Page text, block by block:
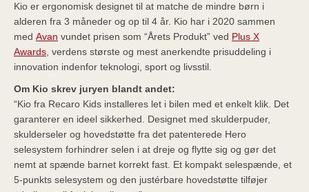
Kio er ergonomisk designet til at matche de mindre børn i
alderen fra 3 måneder og op til 4 år. Kio har i 2020 sammen
med Avan vundet prisen som “Årets Produkt” ved Plus X
Awards , verdens største og mest anerkendte prisuddeling i
innovation indenfor teknologi, sport og livsstil.
Om Kio skrev juryen blandt andet:
“Kio fra Recaro Kids installeres let i bilen med et enkelt klik. Det
garanterer en ideel sikkerhed. Designet med skulderpuder,
skulderseler og hovedstøtte fra det patenterede Hero
selesystem forhindrer selen i at dreje og flytte sig og gør det
nemt at spænde barnet korrekt fast. Et kompakt selespænde, et
5-punkts selesystem og den justérbare hovedstøtte tilføjer